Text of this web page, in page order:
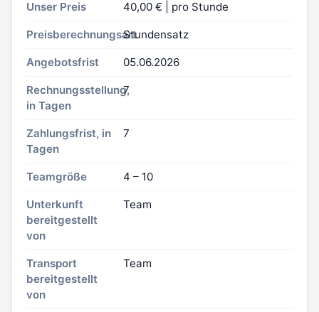
Unser Preis 40,00 € | pro Stunde
PreisberechnungsartStundensatz
Angebotsfrist 05.06.2026
Rechnungsstellung,
in Tagen
7
Zahlungsfrist, in
Tagen
7
Teamgröße 4 – 10
Unterkunft
bereitgestellt
von
Team
Transport
bereitgestellt
von
Team